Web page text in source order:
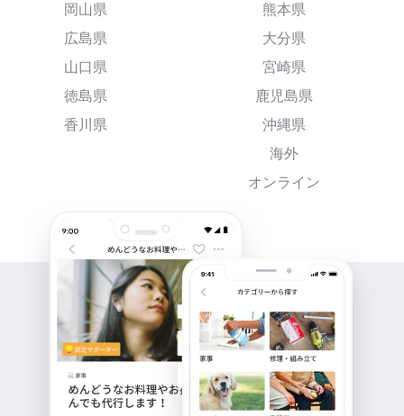
岡山県
広島県
山口県
徳島県
香川県
熊本県
大分県
宮崎県
鹿児島県
沖縄県
海外
オンライン